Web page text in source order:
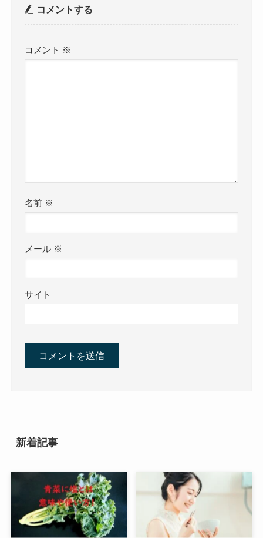
コメントする
コメント ※
名前 ※
メール ※
サイト
新着記事